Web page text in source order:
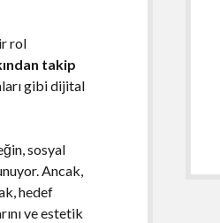
rol
takip
gibi dijital
sosyal
Ancak,
hedef
ve estetik